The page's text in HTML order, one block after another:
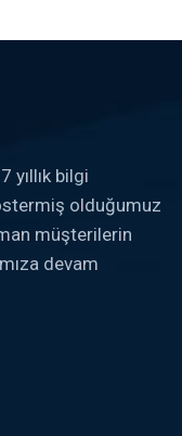
yıllık bilgi
olduğumuz
müşterilerin
devam